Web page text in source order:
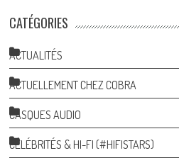
CATÉGORIES
ACTUALITÉS
ACTUELLEMENT CHEZ COBRA
CASQUES AUDIO
CÉLÉBRITÉS & HI-FI (#HIFISTARS)